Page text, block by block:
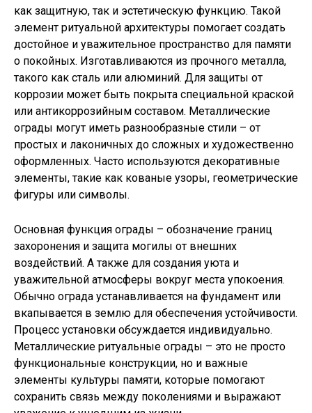
как защитную, так и эстетическую функцию. Такой
элемент ритуальной архитектуры помогает создать
достойное и уважительное пространство для памяти
о покойных. Изготавливаются из прочного металла,
такого как сталь или алюминий. Для защиты от
коррозии может быть покрыта специальной краской
или антикоррозийным составом. Металлические
ограды могут иметь разнообразные стили – от
простых и лаконичных до сложных и художественно
оформленных. Часто используются декоративные
элементы, такие как кованые узоры, геометрические
фигуры или символы.
Основная функция ограды – обозначение границ
захоронения и защита могилы от внешних
воздействий. А также для создания уюта и
уважительной атмосферы вокруг места упокоения.
Обычно ограда устанавливается на фундамент или
вкапывается в землю для обеспечения устойчивости.
Процесс установки обсуждается индивидуально.
Металлические ритуальные ограды – это не просто
функциональные конструкции, но и важные
элементы культуры памяти, которые помогают
сохранить связь между поколениями и выражают